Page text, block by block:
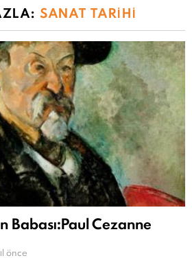
SANAT TARIHI
Babası:Paul Cezanne
önce